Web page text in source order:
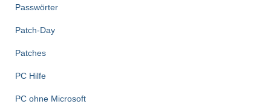
Passwörter
Patch-Day
Patches
PC Hilfe
PC ohne Microsoft